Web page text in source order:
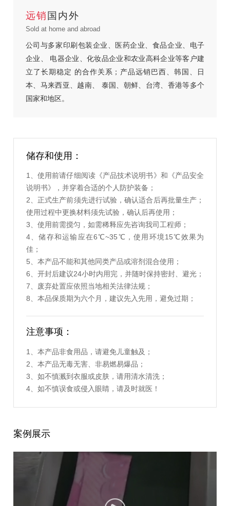
远销 国内外
Sold at home and abroad
公司与多家印刷包装企业、医药企业、食品企业、电子
企业、
电器企业、化妆品企业和农业高科企业等客户建
立了长期稳定 的合作关系；产品远销巴西、韩国、日
本、马来西亚、越南、
泰国、朝鲜、台湾、香港等多个
国家和地区。
储存和使用：
1、使用前请仔细阅读《产品技术说明书》和《产品安全
说明书》，并穿着合适的个人防护装备；
2、正式生产前须先进行试验，确认适合后再批量生产；
使用过程中更换材料须先试验，确认后再使用；
3、使用前需搅匀，如需稀释应先咨询我司工程师；
4、储存和运输应在6℃~35℃，使用环境15℃效果为
佳；
5、本产品不能和其他同类产品或溶剂混合使用；
6、开封后建议24小时内用完，并随时保持密封、避光；
7、废弃处置应依照当地相关法律法规；
8、本品保质期为六个月，建议先入先用，避免过期；
注意事项：
1、本产品非食用品，请避免儿童触及；
2、本产品无毒无害、非易燃易爆品；
3、如不慎溅到衣服或皮肤，请用清水清洗；
4、如不慎误食或侵入眼睛，请及时就医！
案例展示